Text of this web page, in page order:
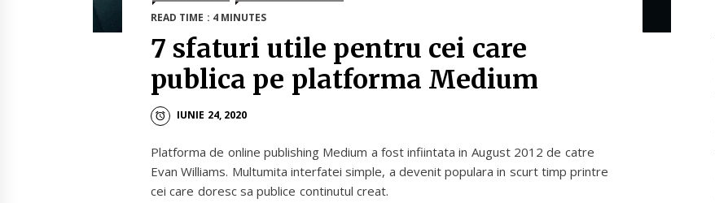
READ TIME : 4 MINUTES
7 sfaturi utile pentru cei care
publica pe platforma Medium
IUNIE 24, 2020
Platforma de online publishing Medium a fost infiintata in August 2012 de catre
Evan Williams. Multumita interfatei simple, a devenit populara in scurt timp printre
cei care doresc sa publice continutul creat.